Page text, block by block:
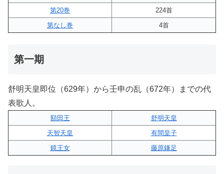
第20巻
224首
第なし巻
4首
第一期
舒明天皇即位（629年）から壬申の乱（672年）までの代
表歌人。
額田王
舒明天皇
天智天皇
有間皇子
鏡王女
藤原鎌足